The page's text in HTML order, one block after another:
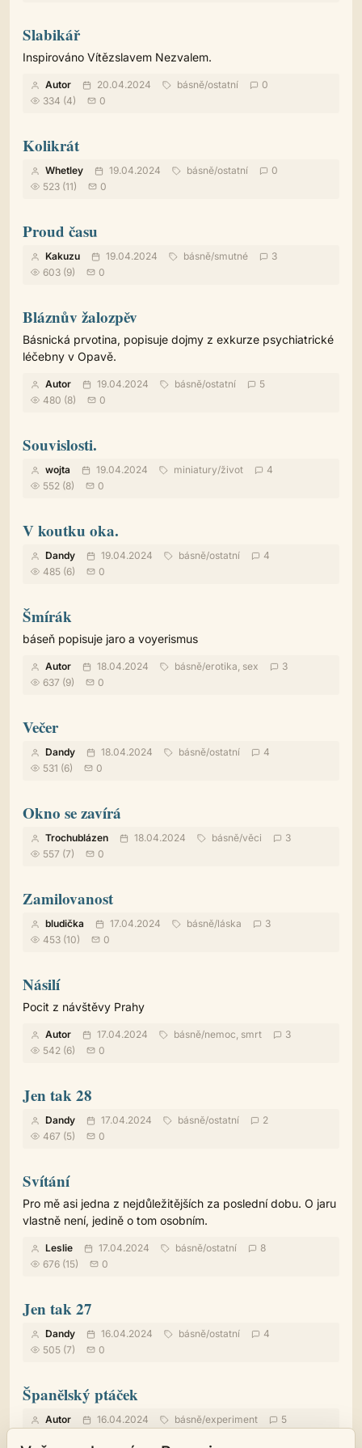
Slabikář
Inspirováno Vítězslavem Nezvalem.
Autor 20.04.2024 básně/ostatní
0
334 (4)
0
Kolikrát
Whetley 19.04.2024 básně/ostatní
0
523 (11)
0
Proud času
Kakuzu 19.04.2024 básně/smutné
3
603 (9)
0
Bláznův žalozpěv
Básnická prvotina, popisuje dojmy z exkurze psychiatrické
léčebny v Opavě.
Autor 19.04.2024 básně/ostatní
5
480 (8)
0
Souvislosti.
wojta 19.04.2024 miniatury/život
4
552 (8)
0
V koutku oka.
Dandy 19.04.2024 básně/ostatní
4
485 (6)
0
Šmírák
báseň popisuje jaro a voyerismus
Autor 18.04.2024 básně/erotika, sex
3
637 (9)
0
Večer
Dandy 18.04.2024 básně/ostatní
4
531 (6)
0
Okno se zavírá
Trochublázen 18.04.2024 básně/věci
3
557 (7)
0
Zamilovanost
bludička 17.04.2024 básně/láska
3
453 (10)
0
Násilí
Pocit z návštěvy Prahy
Autor 17.04.2024 básně/nemoc, smrt
3
542 (6)
0
Jen tak 28
Dandy 17.04.2024 básně/ostatní
2
467 (5)
0
Svítání
Pro mě asi jedna z nejdůležitějších za poslední dobu. O jaru
vlastně není, jedině o tom osobním.
Leslie 17.04.2024 básně/ostatní
8
676 (15)
0
Jen tak 27
Dandy 16.04.2024 básně/ostatní
4
505 (7)
0
Španělský ptáček
Autor 16.04.2024 básně/experiment
5